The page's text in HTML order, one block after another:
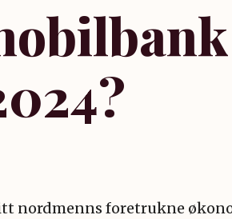
nordmenns foretrukne